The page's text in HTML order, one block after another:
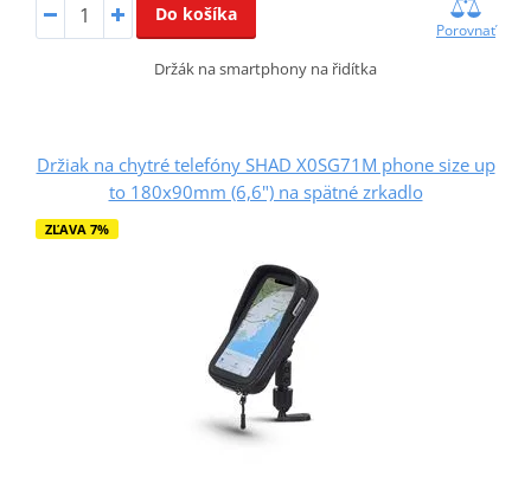
Do košíka
Porovnať
Držák na smartphony na řidítka
Držiak na chytré telefóny SHAD X0SG71M phone size up
to 180x90mm (6,6") na spätné zrkadlo
ZĽAVA 7%